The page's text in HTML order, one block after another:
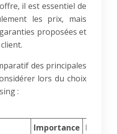
il est essentiel de
les prix, mais
proposées et
des principales
lors du choix
:
Importance Points